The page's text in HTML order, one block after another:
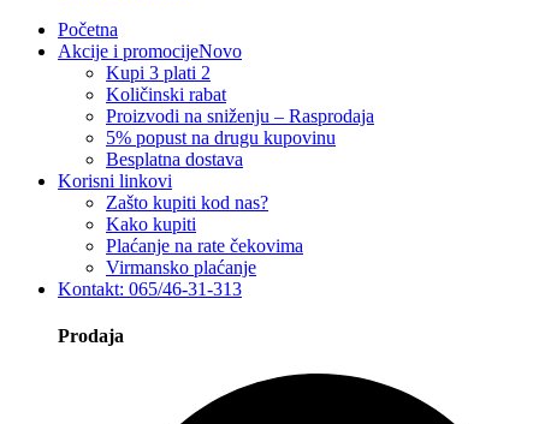
Početna
Akcije i promocijeNovo
Kupi 3 plati 2
Količinski rabat
Proizvodi na sniženju – Rasprodaja
5% popust na drugu kupovinu
Besplatna dostava
Korisni linkovi
Zašto kupiti kod nas?
Kako kupiti
Plaćanje na rate čekovima
Virmansko plaćanje
Kontakt: 065/46-31-313
Prodaja